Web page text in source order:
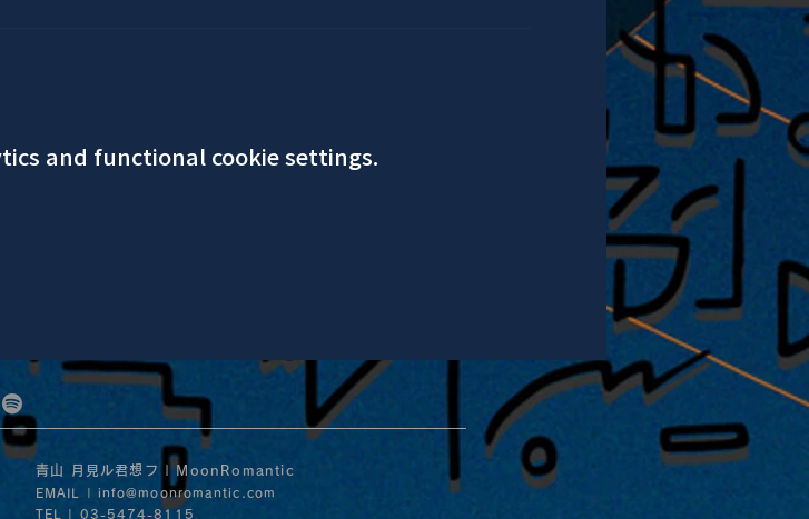
and functional cookie settings.
青山 月見ル君想フ | MoonRomantic
EMAIL |
info@moonromantic.com
TEL | 03-5474-8115